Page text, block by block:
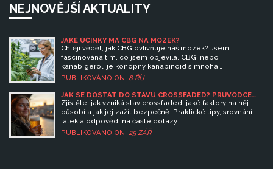
NEJNOVĚJŠÍ AKTUALITY
JAKÉ ÚČINKY MÁ CBG NA MOZEK?
Chtějí vědět, jak CBG ovlivňuje náš mozek? Jsem
fascinována tím, co jsem objevila. CBG, nebo
kanabigerol, je konopný kanabinoid s mnoha
potenciálními výhodami pro náš mozek. Studie naznačují,
chránit naše nervové buňky. Přidejte se ke mně a
dozvěděte se více o těchto úchvatných objevech v
oblasti konopí.
PUBLIKOVÁNO ON: 8 ŘÍJ
JAK SE DOSTAT DO STAVU CROSSFADED? PRŮVODCE
KOMBINACÍ ALKOHOLU A KONOPÍ
Zjistěte, jak vzniká stav crossfaded, jaké faktory na něj
působí a jak jej zažít bezpečně. Praktické tipy, srovnání
látek a odpovědi na časté dotazy.
PUBLIKOVÁNO ON: 25 ZÁŘ